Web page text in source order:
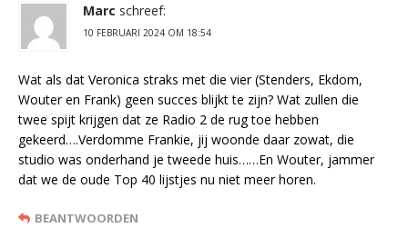
Marc schreef:
10 FEBRUARI 2024 OM 18:54
Wat als dat Veronica straks met die vier (Stenders, Ekdom,
Wouter en Frank) geen succes blijkt te zijn? Wat zullen die
twee spijt krijgen dat ze Radio 2 de rug toe hebben
gekeerd….Verdomme Frankie, jij woonde daar zowat, die
studio was onderhand je tweede huis……En Wouter, jammer
dat we de oude Top 40 lijstjes nu niet meer horen.
BEANTWOORDEN